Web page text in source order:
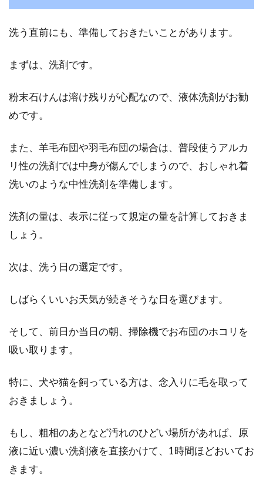
ごみ回収...
洗う直前にも、準備しておきたいことがあります。
まずは、洗剤です。
粉末石けんは溶け残りが心配なので、液体洗剤がお勧
めです。
また、羊毛布団や羽毛布団の場合は、普段使うアルカ
リ性の洗剤では中身が傷んでしまうので、おしゃれ着
洗いのような中性洗剤を準備します。
洗剤の量は、表示に従って規定の量を計算しておきま
しょう。
次は、洗う日の選定です。
しばらくいいお天気が続きそうな日を選びます。
そして、前日か当日の朝、掃除機でお布団のホコリを
吸い取ります。
特に、犬や猫を飼っている方は、念入りに毛を取って
おきましょう。
もし、粗相のあとなど汚れのひどい場所があれば、原
液に近い濃い洗剤液を直接かけて、1時間ほどおいてお
きます。